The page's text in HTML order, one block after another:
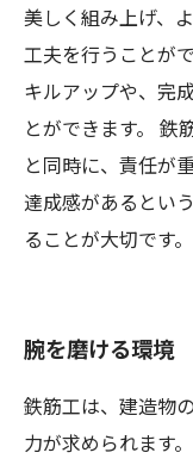
美しく組み上げ、
工夫を行うことが
キルアップや、完
とができます。 鉄
と同時に、責任が
達成感があるとい
ることが大切です。
腕を磨ける環境
鉄筋工は、建造物
力が求められます